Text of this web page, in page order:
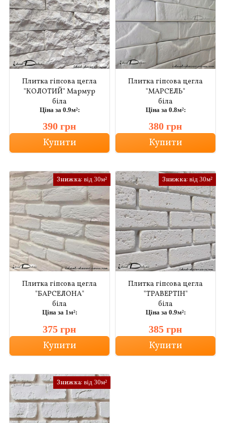
Плитка гіпсова цегла
"КОЛОТИЙ" Мармур
біла
Ціна за 0.9м²:
390 грн
Купити
Плитка гіпсова цегла
"МАРСЕЛЬ"
біла
Ціна за 0.8м²:
380 грн
Купити
Знижка: від 30м²
Плитка гіпсова цегла
"БАРСЕЛОНА"
біла
Ціна за 1м²:
375 грн
Купити
Знижка: від 30м²
Плитка гіпсова цегла
"ТРАВЕРТІН"
біла
Ціна за 0.9м²:
385 грн
Купити
Знижка: від 30м²